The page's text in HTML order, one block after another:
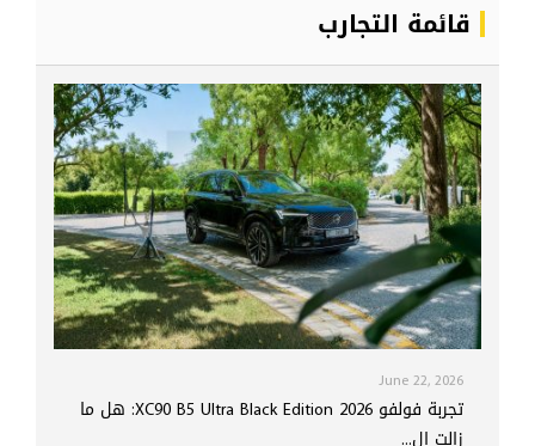
قائمة التجارب
June 22, 2026
تجربة فولفو XC90 B5 Ultra Black Edition 2026: هل ما